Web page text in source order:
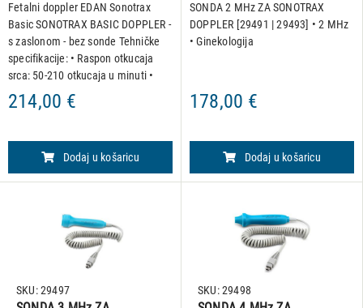
Fetalni doppler EDAN Sonotrax
Basic SONOTRAX BASIC DOPPLER -
s zaslonom - bez sonde Tehničke
specifikacije: • Raspon otkucaja
srca: 50-210 otkucaja u minuti •
Razlučivost: 1 otkucaja u minuti •
Točnost: ± 3 otkucaja u minuti •
214,00 €
Dodaj u košaricu
SONDA 2 MHz ZA SONOTRAX
DOPPLER [29491 | 29493] • 2 MHz
• Ginekologija
178,00 €
Dodaj u košaricu
SKU: 29497 SKU: 29498